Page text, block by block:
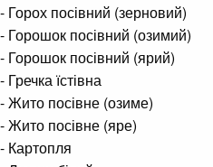
- Горох посівний (зерновий)
- Горошок посівний (озимий)
- Горошок посівний (ярий)
- Гречка їстівна
- Жито посівне (озиме)
- Жито посівне (яре)
- Картопля